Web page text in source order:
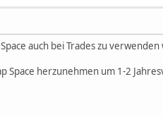
auch bei Trades zu
Space herzunehmen um 1-2